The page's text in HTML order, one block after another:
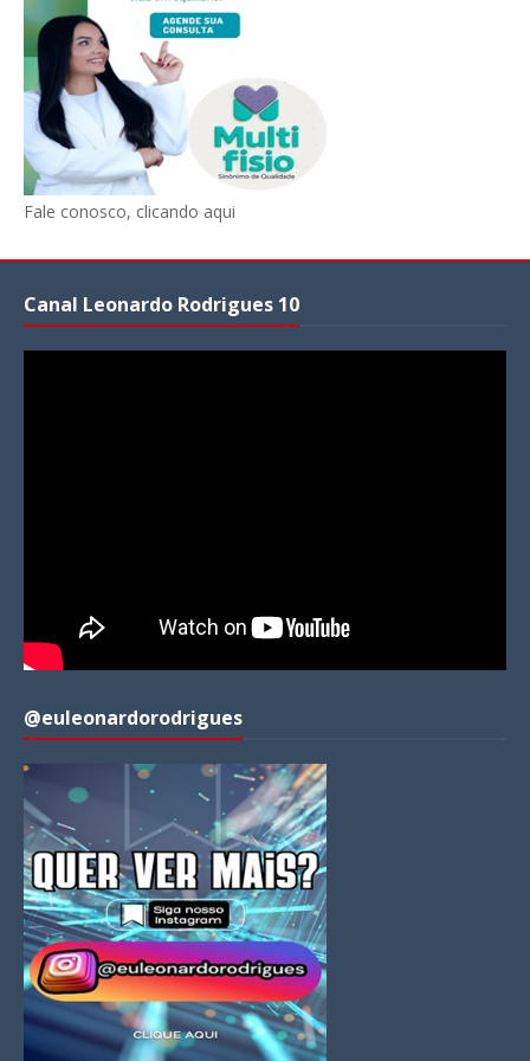
Fale conosco, clicando aqui
Canal Leonardo Rodrigues 10
@euleonardorodrigues